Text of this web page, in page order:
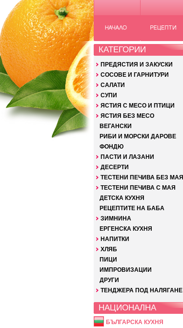
КАТЕГОРИИ
ПРЕДЯСТИЯ И ЗАКУСКИ
СОСОВЕ И ГАРНИТУРИ
САЛАТИ
СУПИ
ЯСТИЯ С МЕСО И ПТИЦИ
ЯСТИЯ БЕЗ МЕСО
ВЕГАНСКИ
РИБИ И МОРСКИ ДАРОВЕ
ФОНДЮ
ПАСТИ И ЛАЗАНИ
ДЕСЕРТИ
ТЕСТЕНИ ПЕЧИВА БЕЗ МАЯ
ТЕСТЕНИ ПЕЧИВА С МАЯ
ДЕТСКА КУХНЯ
РЕЦЕПТИТЕ НА БАБА
ЗИМНИНА
ЕРГЕНСКА КУХНЯ
НАПИТКИ
ХЛЯБ
ПИЦИ
ИМПРОВИЗАЦИИ
ДРУГИ
ТЕНДЖЕРА ПОД НАЛЯГАНЕ
НАЦИОНАЛНА
БЪЛГАРСКА КУХНЯ